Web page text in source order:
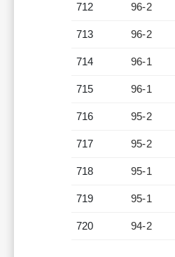
712 96-2
713 96-2
714 96-1
715 96-1
716 95-2
717 95-2
718 95-1
719 95-1
720 94-2